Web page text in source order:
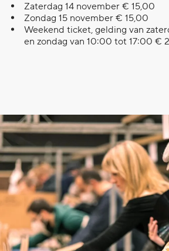
Zaterdag 14 november € 15,00
Zondag 15 november € 15,00
Weekend ticket, gelding van
en zondag van 10:00 tot 17:00 €